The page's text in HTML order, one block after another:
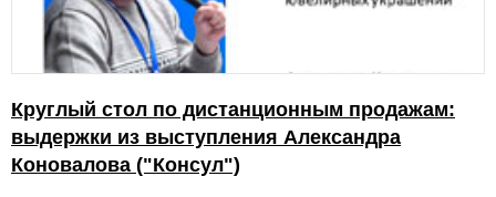
Круглый стол по дистанционным продажам:
выдержки из выступления Александра
Коновалова ("Консул")